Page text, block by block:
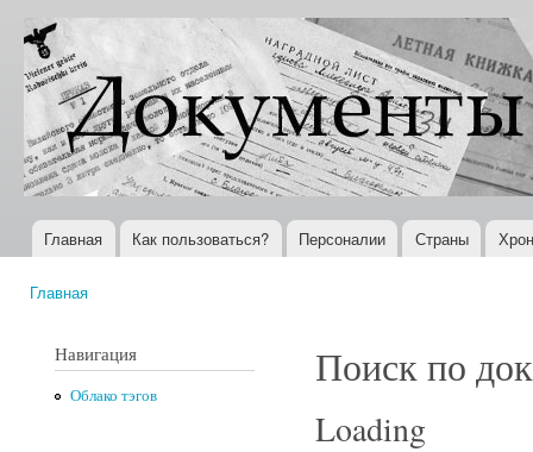
Документы
XX века
Всемирная
история в
Интернете
Главное меню
Главная Как пользоваться? Персоналии Страны
Главная
Навигация
Облако тэгов
Поиск по
Loading